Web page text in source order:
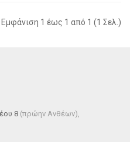
Εμφάνιση 1 έως 1 από 1 (1 Σελ.)
8 (πρώην Ανθέων),